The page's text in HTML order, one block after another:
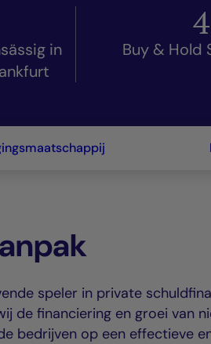
in
4
Buy & Hold
speler in private
de financiering en groei van
bedrijven op een effectieve